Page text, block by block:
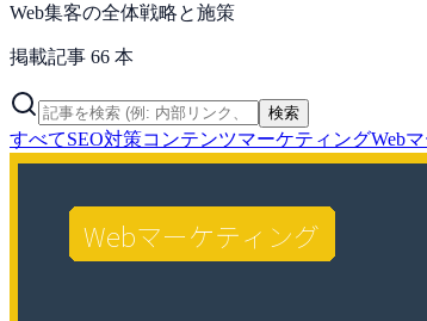
Web集客の全体戦略と施策
掲載記事 66 本
検索
すべてSEO対策コンテンツマーケティングWeb